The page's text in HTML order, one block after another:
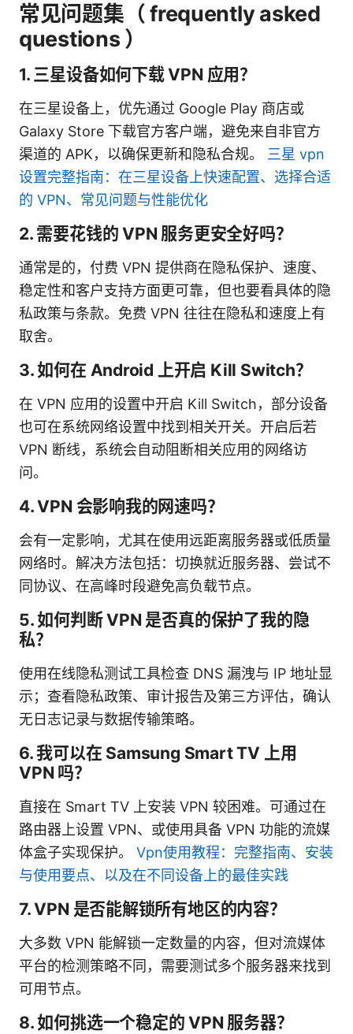
常见问题集（ frequently asked
questions ）
1. 三星设备如何下载 VPN 应用？
在三星设备上，优先通过 Google Play 商店或
Galaxy Store 下载官方客户端，避免来自非官方
渠道的 APK，以确保更新和隐私合规。 三星 vpn
设置完整指南：在三星设备上快速配置、选择合适
的 VPN、常见问题与性能优化
2. 需要花钱的 VPN 服务更安全好吗？
通常是的，付费 VPN 提供商在隐私保护、速度、
稳定性和客户支持方面更可靠，但也要看具体的隐
私政策与条款。免费 VPN 往往在隐私和速度上有
取舍。
3. 如何在 Android 上开启 Kill Switch？
在 VPN 应用的设置中开启 Kill Switch，部分设备
也可在系统网络设置中找到相关开关。开启后若
VPN 断线，系统会自动阻断相关应用的网络访
问。
4. VPN 会影响我的网速吗？
会有一定影响，尤其在使用远距离服务器或低质量
网络时。解决方法包括：切换就近服务器、尝试不
同协议、在高峰时段避免高负载节点。
5. 如何判断 VPN 是否真的保护了我的隐
私？
使用在线隐私测试工具检查 DNS 漏洩与 IP 地址显
示；查看隐私政策、审计报告及第三方评估，确认
无日志记录与数据传输策略。
6. 我可以在 Samsung Smart TV 上用
VPN 吗？
直接在 Smart TV 上安装 VPN 较困难。可通过在
路由器上设置 VPN、或使用具备 VPN 功能的流媒
体盒子实现保护。 Vpn使用教程：完整指南、安装
与使用要点、以及在不同设备上的最佳实践
7. VPN 是否能解锁所有地区的内容？
大多数 VPN 能解锁一定数量的内容，但对流媒体
平台的检测策略不同，需要测试多个服务器来找到
可用节点。
8. 如何挑选一个稳定的 VPN 服务器？